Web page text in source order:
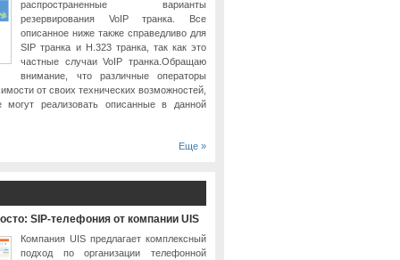
распространенные варианты
резервирования VoIP транка. Все
описанное ниже также справедливо для
SIP транка и H.323 транка, так как это
частные случаи VoIP транка.Обращаю
внимание, что различные операторы
от своих технических возможностей,
могут реализовать описанные в данной
Еще »
SIP-телефония от компании UIS
Компания UIS предлагает комплексный
подход по организации телефонной